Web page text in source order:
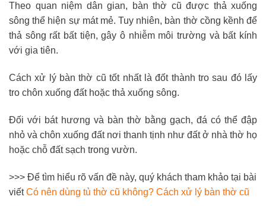
Theo quan niệm dân gian, bàn thờ cũ được thả xuống
sông thể hiện sự mát mẻ. Tuy nhiên, bàn thờ cồng kềnh để
thả sông rất bất tiện, gây ô nhiễm môi trường và bất kính
với gia tiên.
Cách xử lý bàn thờ cũ tốt nhất là đốt thành tro sau đó lấy
tro chôn xuống đất hoặc thả xuống sông.
Đối với bát hương và bàn thờ bằng gạch, đá có thể đập
nhỏ và chôn xuống đất nơi thanh tịnh như đất ở nhà thờ họ
hoặc chỗ đất sạch trong vườn.
>>> Để tìm hiểu rõ vấn đề này, quý khách tham khảo tại bài
viếtCó nên dùng tủ thờ cũ không? Cách xử lý bàn thờ cũ